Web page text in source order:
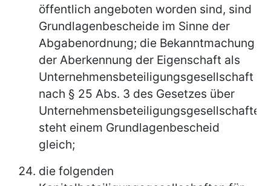
öffentlich angeboten worden sind, sind
Grundlagenbescheide im Sinne der
Abgabenordnung; die Bekanntmachung
der Aberkennung der Eigenschaft als
Unternehmensbeteiligungsgesellschaft
nach § 25 Abs. 3 des Gesetzes über
Unternehmensbeteiligungsgesellschaften
steht einem Grundlagenbescheid
gleich;
die folgenden